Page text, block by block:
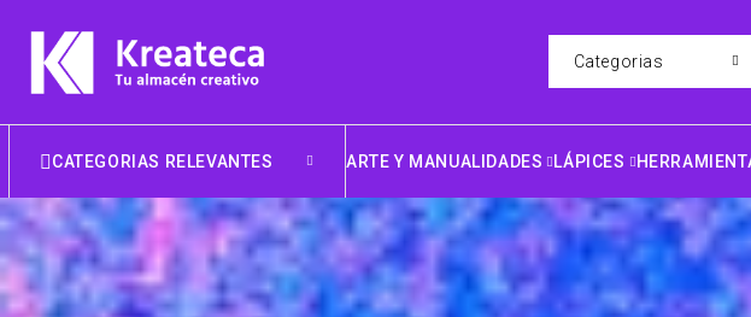
CATEGORIAS RELEVANTES ARTE Y MANUALIDADES LÁPICES